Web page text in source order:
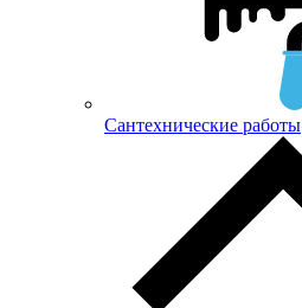
Сантехнические работы